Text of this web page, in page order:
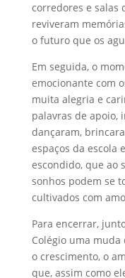
corredores e salas
reviveram
o futuro que os
Em seguida, o
emocionante com
muita alegria e
palavras de apoio,
dançaram,
espaços da escola
escondido, que ao
sonhos podem se
cultivados com
Para encerrar,
Colégio uma
o crescimento, o
que, assim como